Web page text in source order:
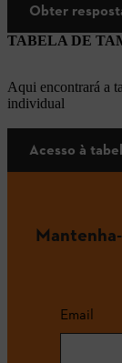
Obter
TABELA DE
Aqui encontrará a
individual
Acesso à
Email